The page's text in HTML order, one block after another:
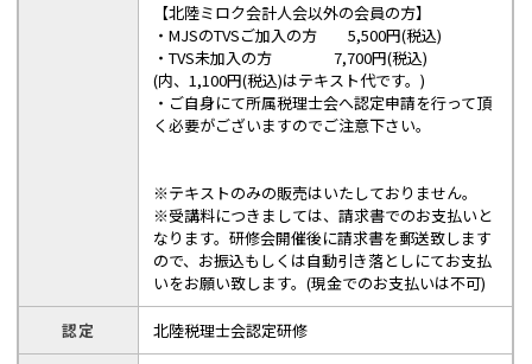
【北陸ミロク会計人会以外の会員の方】
・MJSのTVSご加入の方 5,500円(税込)
・TVS未加入の方 7,700円(税込)
(内、1,100円(税込)はテキスト代です。)
・ご自身にて所属税理士会へ認定申請を行って頂
く必要がございますのでご注意下さい。
※テキストのみの販売はいたしておりません。
※受講料につきましては、請求書でのお支払いと
なります。研修会開催後に請求書を郵送致します
ので、お振込もしくは自動引き落としにてお支払
いをお願い致します。(現金でのお支払いは不可)
認定 北陸税理士会認定研修